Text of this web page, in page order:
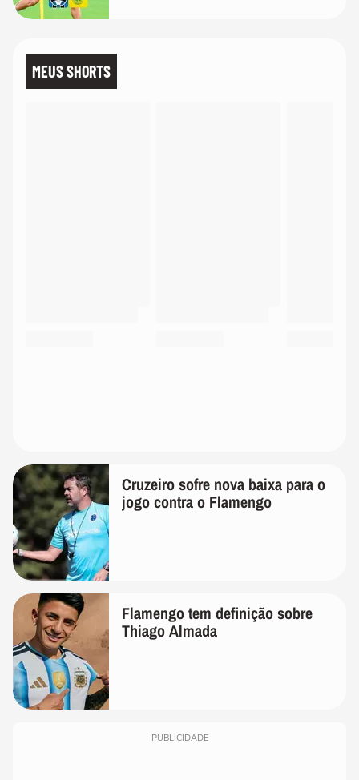
MEUS SHORTS
Cruzeiro sofre nova baixa para o
jogo contra o Flamengo
Flamengo tem definição sobre
Thiago Almada
PUBLICIDADE